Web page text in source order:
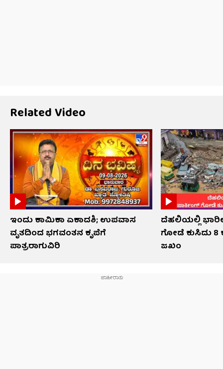
Related Video
ಇಂದು ಕಾಮಿಕಾ ಏಕಾದಶಿ; ಉಪವಾಸ
ವೃತದಿಂದ ಭಗವಂತನ ಕೃಪೆಗೆ
ಪಾತ್ರರಾಗುವಿರಿ
ದೆಹಲಿಯಲ್ಲಿ
ಗೋಡೆ ಕುಸಿದು 8
ಜಖಂ